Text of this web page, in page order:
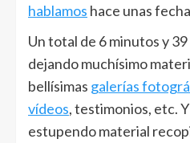
hablamos hace unas
Un total de 6 minutos y
dejando muchísimo
bellísimas galerías
vídeos, testimonios, etc.
estupendo material